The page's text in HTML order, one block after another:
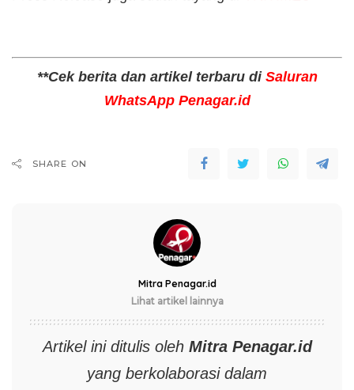
**Cek berita dan artikel terbaru di Saluran
WhatsApp Penagar.id
SHARE ON
Mitra Penagar.id
Lihat artikel lainnya
Artikel ini ditulis oleh Mitra Penagar.id
yang berkolaborasi dalam